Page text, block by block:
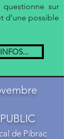
sur
d’une possible
de Pibrac